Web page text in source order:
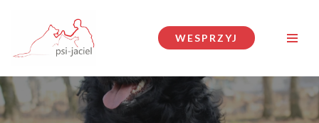
Przejdź
do
WESPRZYJ